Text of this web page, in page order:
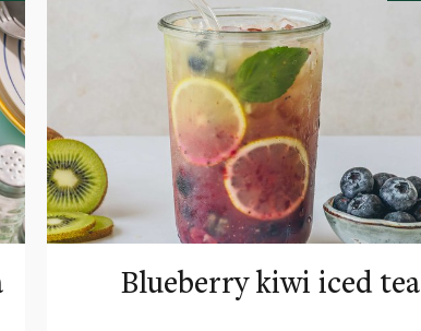
Blueberry kiwi iced tea